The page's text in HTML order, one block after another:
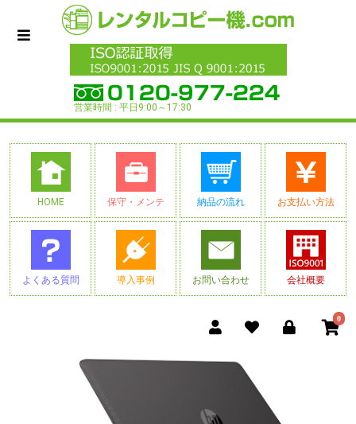
営業時間 : 平日9:00～17:30
HOME 保守・メンテ 納品の流れ お支払い方法
よくある質問 導入事例 お問い合わせ 会社概要
0